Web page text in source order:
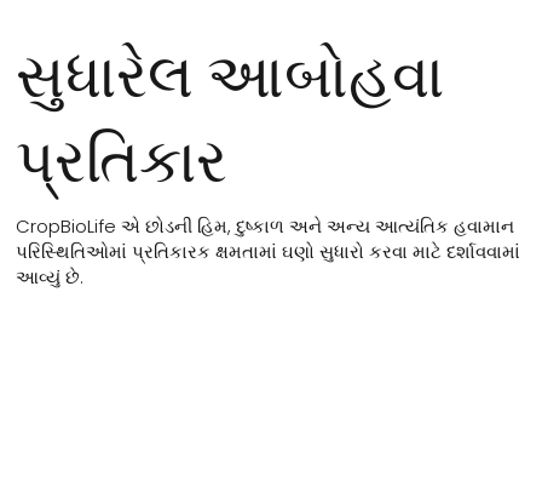
સુધારેલ આબોહવા
પ્રતિકાર
CropBioLife એ છોડની હિમ, દુષ્કાળ અને અન્ય આત્યંતિક હવામાન
પરિસ્થિતિઓમાં પ્રતિકારક ક્ષમતામાં ઘણો સુધારો કરવા માટે દર્શાવવામાં
આવ્યું છે.